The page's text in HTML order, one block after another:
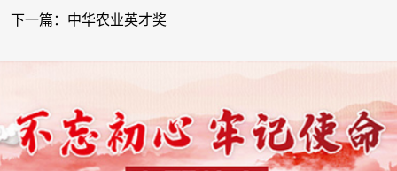
下一篇：中华农业英才奖